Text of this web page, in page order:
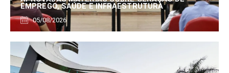
EMPREGO, SAÚDE E INFRAESTRUTURA
05/08/2026